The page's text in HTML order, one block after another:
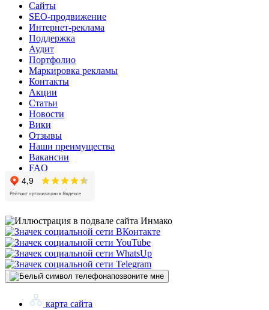
Сайты
SEO-продвижение
Интернет-реклама
Поддержка
Аудит
Портфолио
Маркировка рекламы
Контакты
Акции
Статьи
Новости
Вики
Отзывы
Наши преимущества
Вакансии
FAQ
позвоните мне
карта сайта